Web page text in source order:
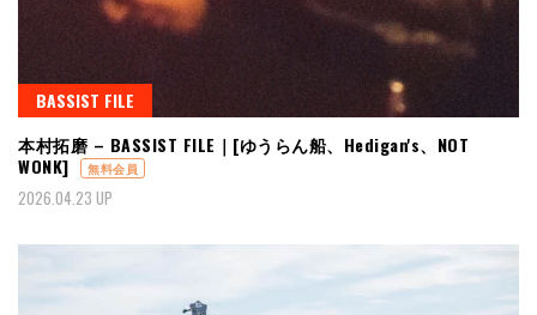
BASSIST FILE
本村拓磨 – BASSIST FILE｜[ゆうらん船、Hedigan's、NOT
WONK]
無料会員
2026.04.23 UP